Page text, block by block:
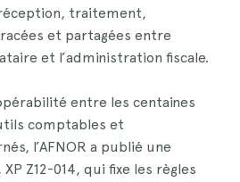
traitement,
et partagées entre
et l’administration fiscale.
entre les centaines
comptables et
l’AFNOR a publié une
Z12-014, qui fixe les règles